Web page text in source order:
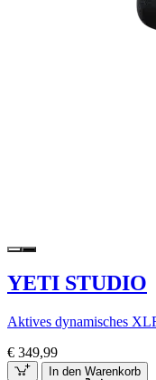
YETI STUDIO
Aktives dynamisches
€ 349,99
In den Warenkorb